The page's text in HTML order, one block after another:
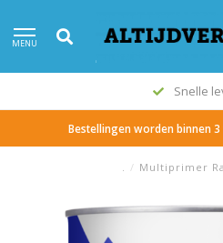
MENU
Snelle
Bestellingen worden binnen
. / Multiprimer